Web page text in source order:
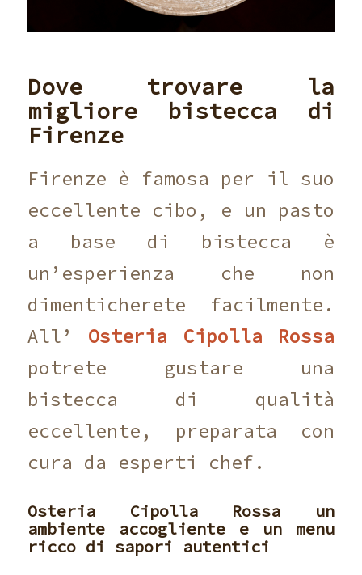
Dove trovare la
migliore bistecca di
Firenze
Firenze è famosa per il suo
eccellente cibo, e un pasto
a base di bistecca è
un’esperienza che non
dimenticherete facilmente.
All’ Osteria Cipolla Rossa
potrete gustare una
bistecca di qualità
eccellente, preparata con
cura da esperti chef.
Osteria Cipolla Rossa un
ambiente accogliente e un menu
ricco di sapori autentici